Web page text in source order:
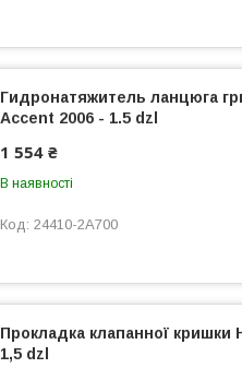
Гидронатяжитель ланцюга
Accent 2006 - 1.5 dzl
1 554 ₴
В наявності
24410-2A700
Прокладка клапанної кришки
1,5 dzl